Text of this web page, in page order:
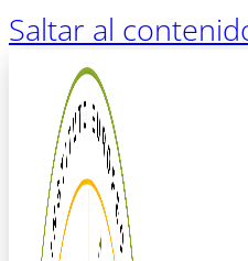
Saltar al